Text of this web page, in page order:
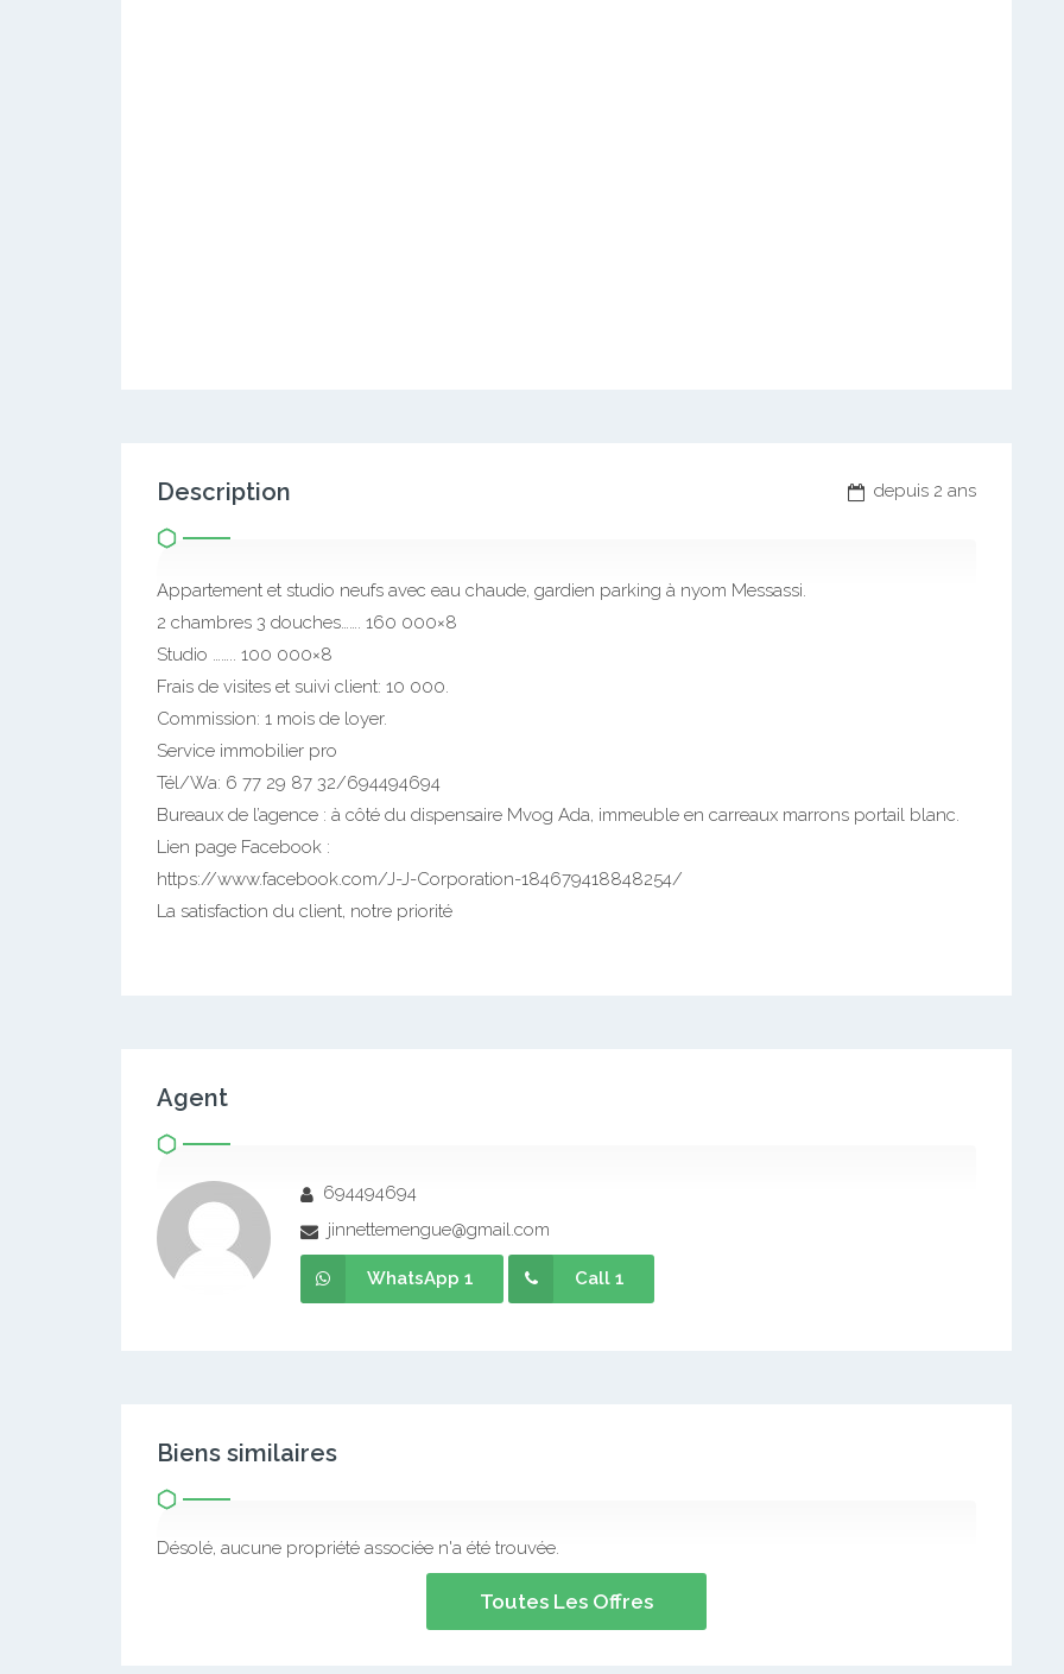
depuis 2 ans
Description
Appartement et studio neufs avec eau chaude, gardien parking à nyom Messassi.
2 chambres 3 douches……. 160 000×8
Studio …….. 100 000×8
Frais de visites et suivi client: 10 000.
Commission: 1 mois de loyer.
Service immobilier pro
Tél/Wa: 6 77 29 87 32/694494694
Bureaux de l’agence : à côté du dispensaire Mvog Ada, immeuble en carreaux marrons portail blanc.
Lien page Facebook :
https://www.facebook.com/J-J-Corporation-184679418848254/
La satisfaction du client, notre priorité
Agent
694494694
jinnettemengue@gmail.com
WhatsApp 1 Call 1
Biens similaires
Désolé, aucune propriété associée n'a été trouvée.
Toutes Les Offres